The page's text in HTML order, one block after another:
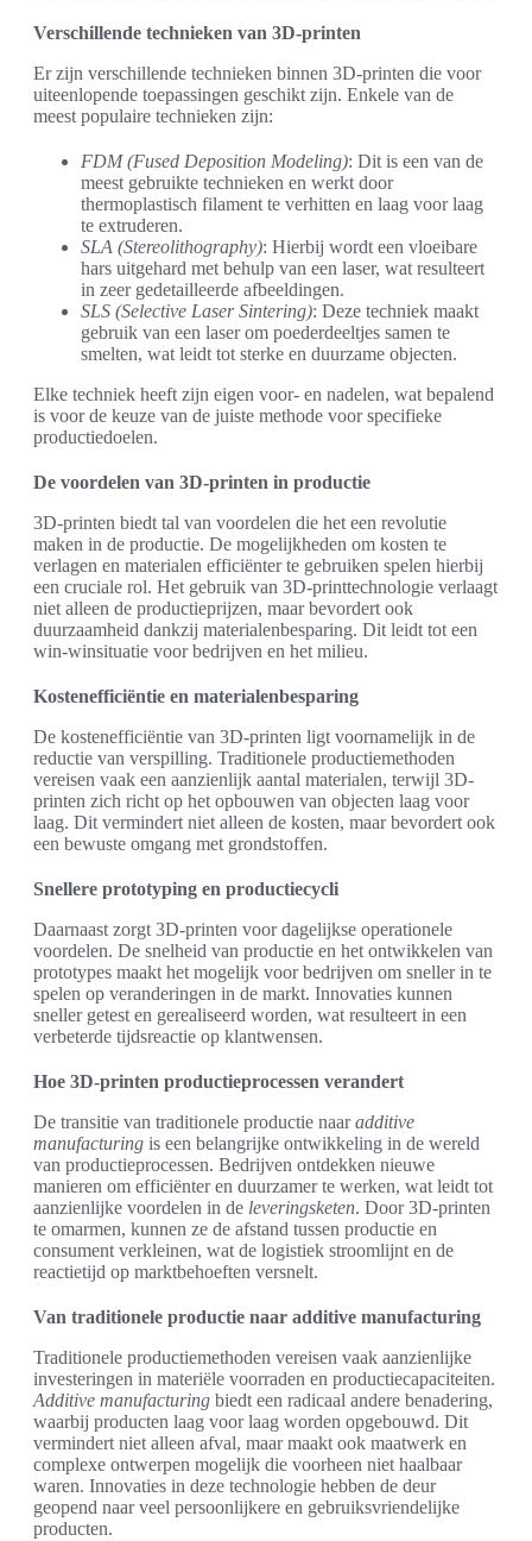
Verschillende technieken van 3D-printen
Er zijn verschillende technieken binnen 3D-printen die voor
uiteenlopende toepassingen geschikt zijn. Enkele van de
meest populaire technieken zijn:
FDM (Fused Deposition Modeling): Dit is een van de
meest gebruikte technieken en werkt door
thermoplastisch filament te verhitten en laag voor laag
te extruderen.
SLA (Stereolithography): Hierbij wordt een vloeibare
hars uitgehard met behulp van een laser, wat resulteert
in zeer gedetailleerde afbeeldingen.
SLS (Selective Laser Sintering): Deze techniek maakt
gebruik van een laser om poederdeeltjes samen te
smelten, wat leidt tot sterke en duurzame objecten.
Elke techniek heeft zijn eigen voor- en nadelen, wat bepalend
is voor de keuze van de juiste methode voor specifieke
productiedoelen.
De voordelen van 3D-printen in productie
3D-printen biedt tal van voordelen die het een revolutie
maken in de productie. De mogelijkheden om kosten te
verlagen en materialen efficiënter te gebruiken spelen hierbij
een cruciale rol. Het gebruik van 3D-printtechnologie verlaagt
niet alleen de productieprijzen, maar bevordert ook
duurzaamheid dankzij materialenbesparing. Dit leidt tot een
win-winsituatie voor bedrijven en het milieu.
Kostenefficiëntie en materialenbesparing
De kostenefficiëntie van 3D-printen ligt voornamelijk in de
reductie van verspilling. Traditionele productiemethoden
vereisen vaak een aanzienlijk aantal materialen, terwijl 3D-
printen zich richt op het opbouwen van objecten laag voor
laag. Dit vermindert niet alleen de kosten, maar bevordert ook
een bewuste omgang met grondstoffen.
Snellere prototyping en productiecycli
Daarnaast zorgt 3D-printen voor dagelijkse operationele
voordelen. De snelheid van productie en het ontwikkelen van
prototypes maakt het mogelijk voor bedrijven om sneller in te
spelen op veranderingen in de markt. Innovaties kunnen
sneller getest en gerealiseerd worden, wat resulteert in een
verbeterde tijdsreactie op klantwensen.
Hoe 3D-printen productieprocessen verandert
De transitie van traditionele productie naaradditive
manufacturing is een belangrijke ontwikkeling in de wereld
van productieprocessen. Bedrijven ontdekken nieuwe
manieren om efficiënter en duurzamer te werken, wat leidt tot
aanzienlijke voordelen in de leveringsketen. Door 3D-printen
te omarmen, kunnen ze de afstand tussen productie en
consument verkleinen, wat de logistiek stroomlijnt en de
reactietijd op marktbehoeften versnelt.
Van traditionele productie naar additive manufacturing
Traditionele productiemethoden vereisen vaak aanzienlijke
investeringen in materiële voorraden en productiecapaciteiten.
Additive manufacturing biedt een radicaal andere benadering,
waarbij producten laag voor laag worden opgebouwd. Dit
vermindert niet alleen afval, maar maakt ook maatwerk en
complexe ontwerpen mogelijk die voorheen niet haalbaar
waren. Innovaties in deze technologie hebben de deur
geopend naar veel persoonlijkere en gebruiksvriendelijke
producten.